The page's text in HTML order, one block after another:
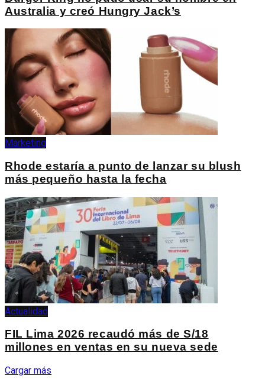
Australia y creó Hungry Jack’s
Marketing
Rhode estaría a punto de lanzar su blush
más pequeño hasta la fecha
Actualidad
FIL Lima 2026 recaudó más de S/18
millones en ventas en su nueva sede
Cargar más